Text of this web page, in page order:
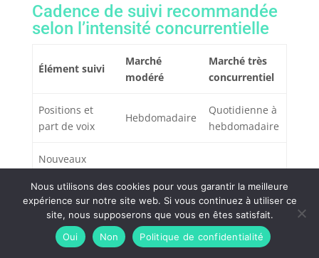
Cadence de suivi recommandée
selon l’intensité concurrentielle
Élément suivi
Marché
modéré
Marché très
concurrentiel
Positions et
part de voix
Hebdomadaire
Quotidienne à
hebdomadaire
Nouveaux
concurrents
Backlinks et
domaines
Mensuelle Hebdomadaire
Nous utilisons des cookies pour vous garantir la meilleure
expérience sur notre site web. Si vous continuez à utiliser ce
site, nous supposerons que vous en êtes satisfait.
Oui
Non Politique de confidentialité